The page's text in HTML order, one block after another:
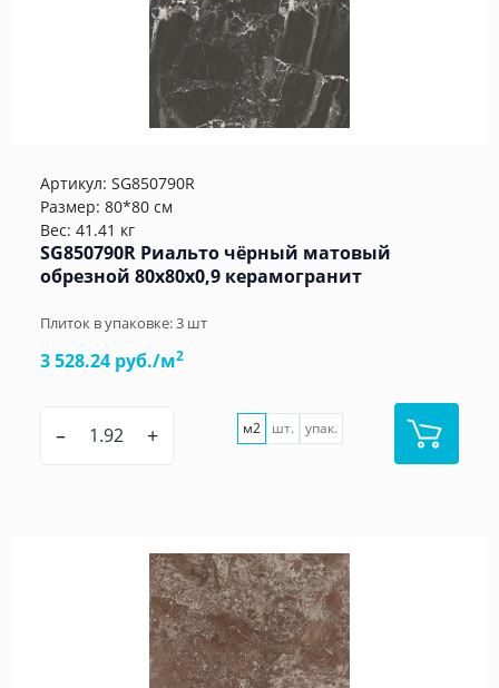
Артикул: SG850790R
Размер: 80*80 см
Вес: 41.41 кг
SG850790R Риальто чёрный матовый
обрезной 80x80x0,9 керамогранит
Плиток в упаковке:3 шт
3 528.24 руб./м2
– + м2 шт. упак.